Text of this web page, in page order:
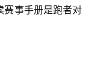
赛事手册是跑者对